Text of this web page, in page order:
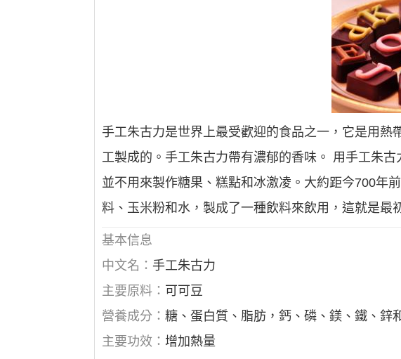
手工朱古力是世界上最受歡迎的食品之一，它是用
工製成的。手工朱古力帶有濃郁的香味。 用手工朱
並不用來製作糖果、糕點和冰激凌。大約距今700年
料、玉米粉和水，製成了一種飲料來飲用，這就是最
基本信息
中文名： 手工朱古力
主要原料： 可可豆
營養成分：糖、蛋白質、脂肪，鈣、磷、鎂、鐵、鋅
主要功效： 增加熱量